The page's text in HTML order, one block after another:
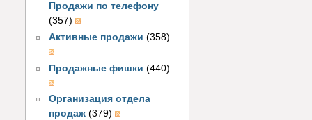
Продажи по телефону
(357)
Активные продажи (358)
Продажные фишки (440)
Организация отдела
продаж (379)